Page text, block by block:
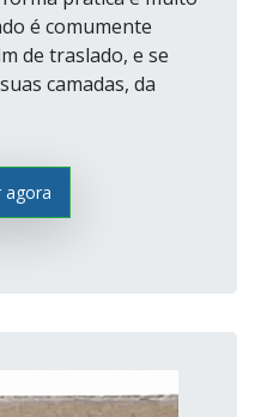
é comumente
de traslado, e se
camadas, da
agora